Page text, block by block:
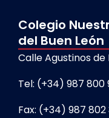
Colegio
del Buen León
Calle Agustinos de
Tel: (+34) 987 800
Fax: (+34) 987 802